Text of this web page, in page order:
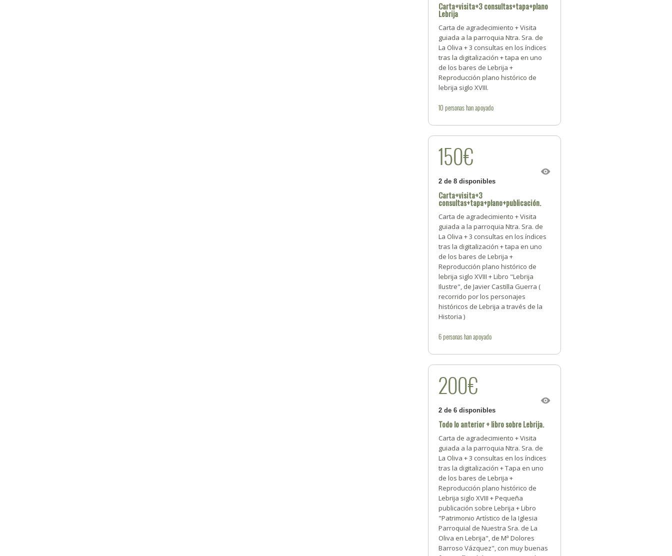
Carta+visita+3 consultas+tapa+plano
Lebrija
Carta de agradecimiento + Visita
guiada a la parroquia Ntra. Sra. de
La Oliva + 3 consultas en los índices
tras la digitalización + tapa en uno
de los bares de Lebrija +
Reproducción plano histórico de
lebrija siglo XVIII.
10personashan apoyado
150€
2 de 8 disponibles
Carta+visita+3
consultas+tapa+plano+publicación.
Carta de agradecimiento + Visita
guiada a la parroquia Ntra. Sra. de
La Oliva + 3 consultas en los índices
tras la digitalización + tapa en uno
de los bares de Lebrija +
Reproducción plano histórico de
lebrija siglo XVIII + Libro "Lebrija
Ilustre", de Javier Castilla Guerra (
recorrido por los personajes
históricos de Lebrija a través de la
Historia )
6personashan apoyado
200€
2 de 6 disponibles
Todo lo anterior + libro sobre Lebrija.
Carta de agradecimiento + Visita
guiada a la parroquia Ntra. Sra. de
La Oliva + 3 consultas en los índices
tras la digitalización + Tapa en uno
de los bares de Lebrija +
Reproducción plano histórico de
Lebrija siglo XVIII + Pequeña
publicación sobre Lebrija + Libro
"Patrimonio Artístico de la Iglesia
Parroquial de Nuestra Sra. de La
Oliva en Lebrija", de Mª Dolores
Barroso Vázquez", con muy buenas